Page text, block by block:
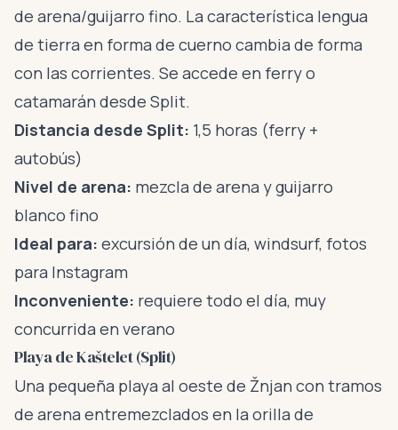
de arena/guijarro fino. La característica lengua
de tierra en forma de cuerno cambia de forma
con las corrientes. Se accede en ferry o
catamarán desde Split.
Distancia desde Split: 1,5 horas (ferry +
autobús)
Nivel de arena: mezcla de arena y guijarro
blanco fino
Ideal para: excursión de un día, windsurf, fotos
para Instagram
Inconveniente: requiere todo el día, muy
concurrida en verano
Playa de Kaštelet (Split)
Una pequeña playa al oeste de Žnjan con tramos
de arena entremezclados en la orilla de